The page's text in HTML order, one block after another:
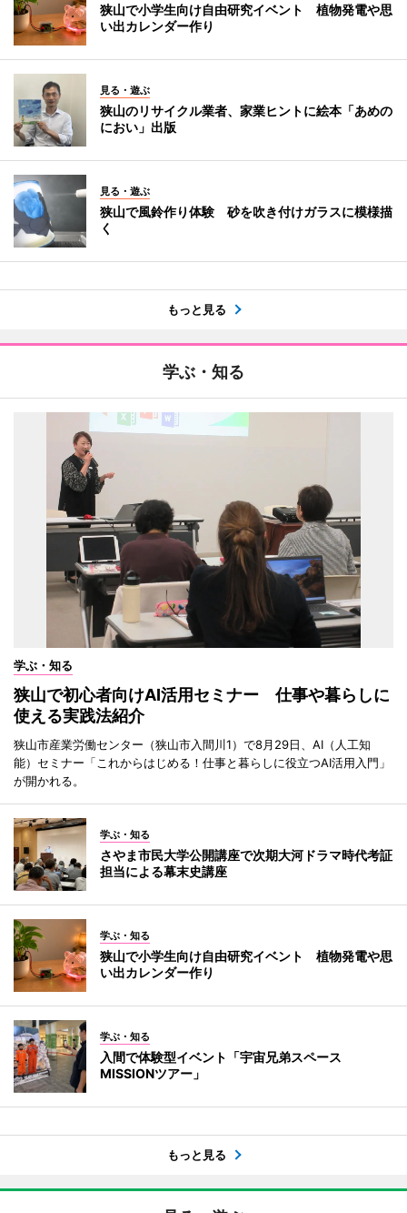
狭山で小学生向け自由研究イベント 植物発電や思
い出カレンダー作り
見る・遊ぶ
狭山のリサイクル業者、家業ヒントに絵本「あめの
におい」出版
見る・遊ぶ
狭山で風鈴作り体験 砂を吹き付けガラスに模様描
く
もっと見る
学ぶ・知る
学ぶ・知る
狭山で初心者向けAI活用セミナー 仕事や暮らしに
使える実践法紹介
狭山市産業労働センター（狭山市入間川1）で8月29日、AI（人工知
能）セミナー「これからはじめる！仕事と暮らしに役立つAI活用入門」
が開かれる。
学ぶ・知る
さやま市民大学公開講座で次期大河ドラマ時代考証
担当による幕末史講座
学ぶ・知る
狭山で小学生向け自由研究イベント 植物発電や思
い出カレンダー作り
学ぶ・知る
入間で体験型イベント「宇宙兄弟スペース
MISSIONツアー」
もっと見る